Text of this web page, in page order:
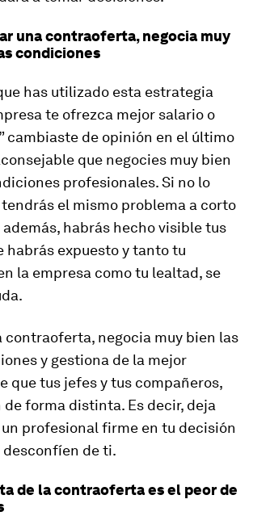
una contraoferta, negocia muy
condiciones
has utilizado esta estrategia
te ofrezca mejor salario o
cambiaste de opinión en el último
que negocies muy bien
profesionales. Si no lo
tendrás el mismo problema a corto
habrás hecho visible tus
habrás expuesto y tanto tu
la empresa como tu lealtad, se
contraoferta, negocia muy bien las
y gestiona de la mejor
que tus jefes y tus compañeros,
forma distinta. Es decir, deja
profesional firme en tu decisión
desconfíen de ti.
de la contraoferta es el peor de